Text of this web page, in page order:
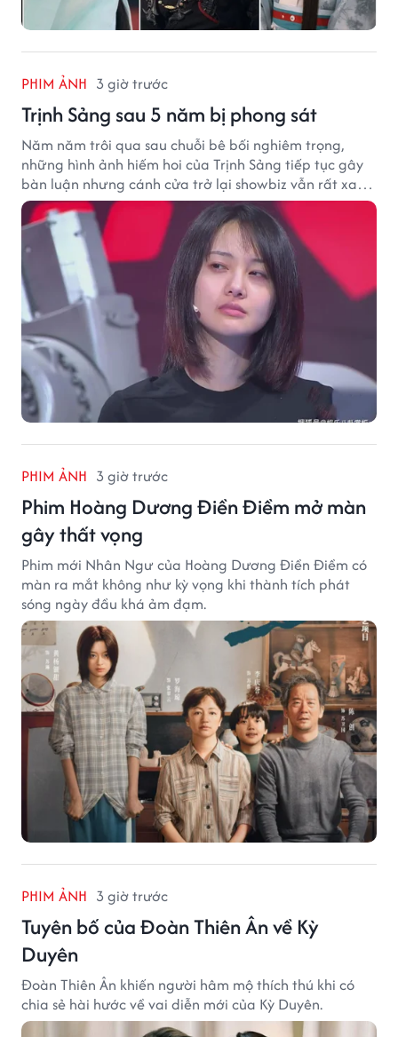
PHIM ẢNH 3 giờ trước
Trịnh Sảng sau 5 năm bị phong sát
Năm năm trôi qua sau chuỗi bê bối nghiêm trọng,
những hình ảnh hiếm hoi của Trịnh Sảng tiếp tục gây
bàn luận nhưng cánh cửa trở lại showbiz vẫn rất xa
vời.
PHIM ẢNH 3 giờ trước
Phim Hoàng Dương Điền Điềm mở màn
gây thất vọng
Phim mới Nhân Ngư của Hoàng Dương Điền Điềm có
màn ra mắt không như kỳ vọng khi thành tích phát
sóng ngày đầu khá ảm đạm.
PHIM ẢNH 3 giờ trước
Tuyên bố của Đoàn Thiên Ân về Kỳ
Duyên
Đoàn Thiên Ân khiến người hâm mộ thích thú khi có
chia sẻ hài hước về vai diễn mới của Kỳ Duyên.